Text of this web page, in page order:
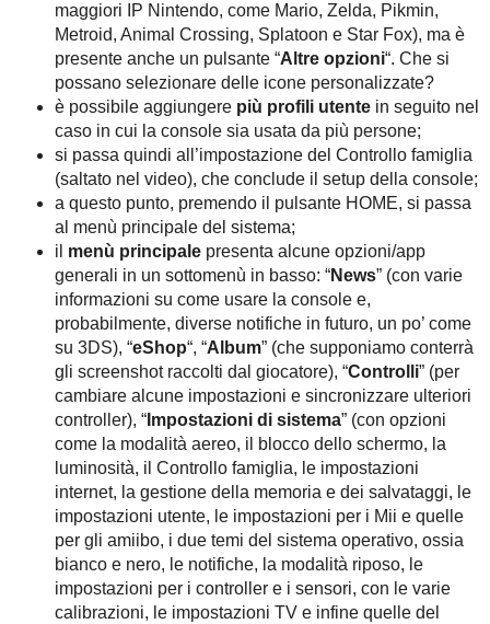
maggiori IP Nintendo, come Mario, Zelda, Pikmin,
Metroid, Animal Crossing, Splatoon e Star Fox), ma è
presente anche un pulsante “Altre opzioni“. Che si
possano selezionare delle icone personalizzate?
è possibile aggiungere più profili utente in seguito nel
caso in cui la console sia usata da più persone;
si passa quindi all’impostazione del Controllo famiglia
(saltato nel video), che conclude il setup della console;
a questo punto, premendo il pulsante HOME, si passa
al menù principale del sistema;
il menù principale presenta alcune opzioni/app
generali in un sottomenù in basso: “News” (con varie
informazioni su come usare la console e,
probabilmente, diverse notifiche in futuro, un po’ come
su 3DS), “eShop“, “Album” (che supponiamo conterrà
gli screenshot raccolti dal giocatore), “Controlli” (per
cambiare alcune impostazioni e sincronizzare ulteriori
controller), “ Impostazioni di sistema” (con opzioni
come la modalità aereo, il blocco dello schermo, la
luminosità, il Controllo famiglia, le impostazioni
internet, la gestione della memoria e dei salvataggi, le
impostazioni utente, le impostazioni per i Mii e quelle
per gli amiibo, i due temi del sistema operativo, ossia
bianco e nero, le notifiche, la modalità riposo, le
impostazioni per i controller e i sensori, con le varie
calibrazioni, le impostazioni TV e infine quelle del